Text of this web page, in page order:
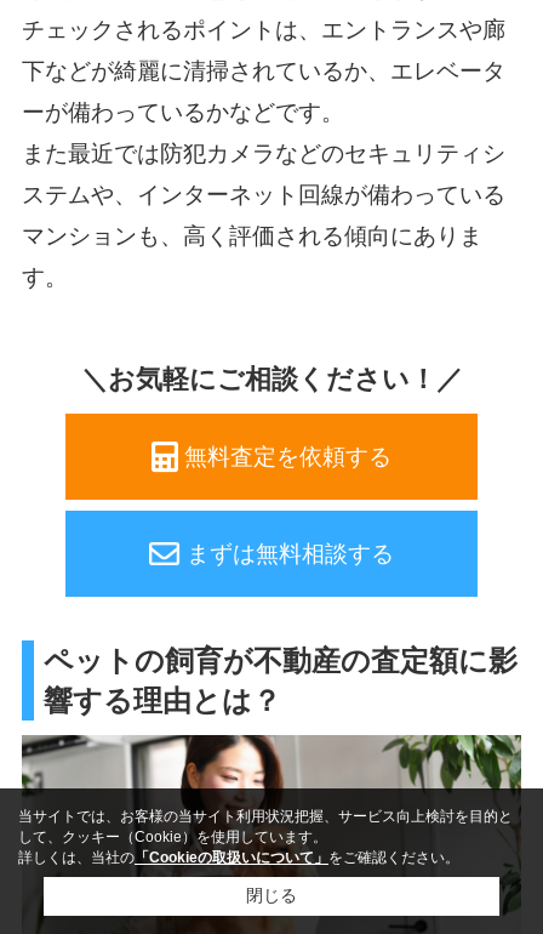
チェックされるポイントは、エントランスや廊
下などが綺麗に清掃されているか、エレベータ
ーが備わっているかなどです。
また最近では防犯カメラなどのセキュリティシ
ステムや、インターネット回線が備わっている
マンションも、高く評価される傾向にありま
す。
＼お気軽にご相談ください！／
無料査定を依頼する
まずは無料相談する
ペットの飼育が不動産の査定額に影
響する理由とは？
当サイトでは、お客様の当サイト利用状況把握、サービス向上検討を目的と
して、クッキー（Cookie）を使用しています。
詳しくは、当社の 「Cookieの取扱いについて」 をご確認ください。
閉じる